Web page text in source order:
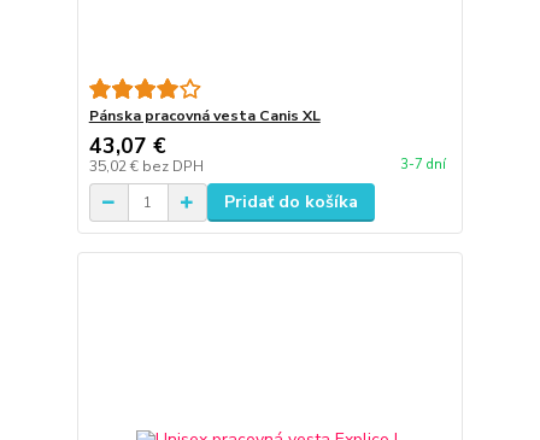
Pánska pracovná vesta Canis XL
43,07 €
35,02 € bez DPH 3-7 dní
Pridať do košíka